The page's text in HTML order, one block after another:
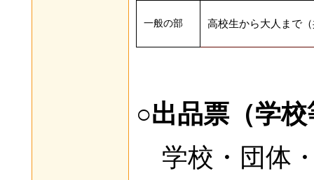
一般の部 高校生から大人まで
○出品票（学
学校・団体